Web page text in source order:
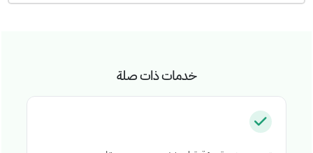
خدمات ذات صلة